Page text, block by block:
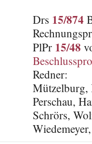
Drs 15/874
PlPr 15/48
Redner:
Mützelburg,
Perschau,
Schrörs,